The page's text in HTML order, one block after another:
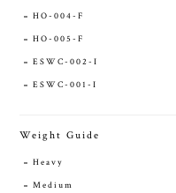
HO-004-F
HO-005-F
ESWC-002-I
ESWC-001-I
Weight Guide
Heavy
Medium